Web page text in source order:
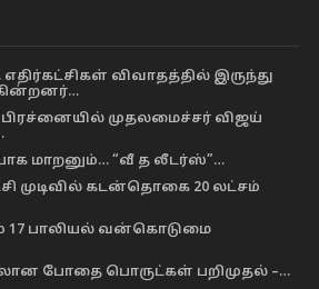
விவாதத்தில் இருந்து
முதலமைச்சர் விஜய்
மாறனும்… “வீ த லீடர்ஸ்”…
முடிவில் கடன்தொகை 20 லட்சம்
17 பாலியல் வன்கொடுமை
போதை பொருட்கள் பறிமுதல் –…